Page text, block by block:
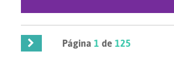
Página1 de125